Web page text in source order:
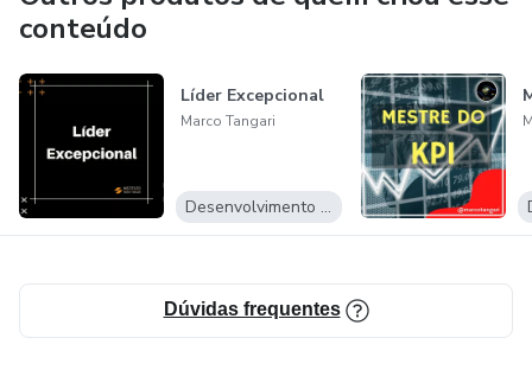
lideramos, trabalhamos e principalmente a forma que
empreendemos.
Te vejo no topo!
Grande abraço!
Marco Tângari
conteúdo
Líder Excepcional
Marco Tangari
Desenvolvimento Pessoal
Dúvidas frequentes